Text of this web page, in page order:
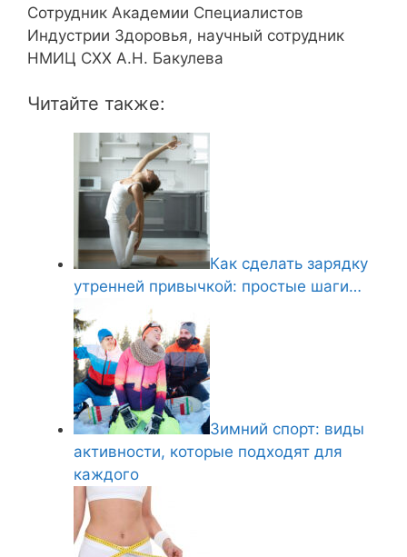
Сотрудник Академии Специалистов
Индустрии Здоровья, научный сотрудник
НМИЦ СХХ А.Н. Бакулева
Читайте также:
Как сделать зарядку
утренней привычкой: простые шаги…
Зимний спорт: виды
активности, которые подходят для
каждого